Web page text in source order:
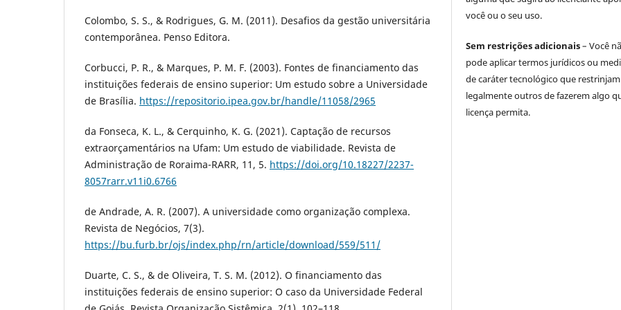
Colombo, S. S., & Rodrigues, G. M. (2011). Desafios da gestão universitária
contemporânea. Penso Editora.
Corbucci, P. R., & Marques, P. M. F. (2003). Fontes de financiamento das
instituições federais de ensino superior: Um estudo sobre a Universidade
de Brasília. https://repositorio.ipea.gov.br/handle/11058/2965
da Fonseca, K. L., & Cerquinho, K. G. (2021). Captação de recursos
extraorçamentários na Ufam: Um estudo de viabilidade. Revista de
Administração de Roraima-RARR, 11, 5. https://doi.org/10.18227/2237-
8057rarr.v11i0.6766
de Andrade, A. R. (2007). A universidade como organização complexa.
Revista de Negócios, 7(3).
https://bu.furb.br/ojs/index.php/rn/article/download/559/511/
Duarte, C. S., & de Oliveira, T. S. M. (2012). O financiamento das
instituições federais de ensino superior: O caso da Universidade Federal
você ou o seu uso.
Sem restrições adicionais– Você
pode aplicar termos jurídicos ou
de caráter tecnológico que restrinjam
legalmente outros de fazerem algo
licença permita.